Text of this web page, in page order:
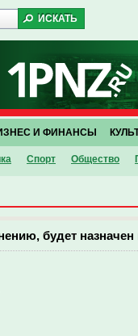
Спорт Общество
И ФИНАНСЫ
будет